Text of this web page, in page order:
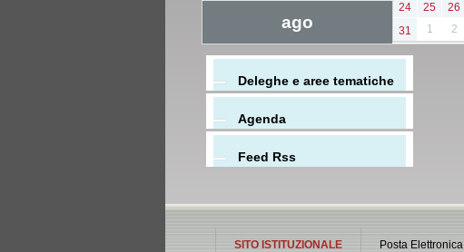
ago
24
25 26
31
1 2
Deleghe e aree tematiche
Agenda
Feed Rss
SITO ISTITUZIONALE
Posta Elettronica